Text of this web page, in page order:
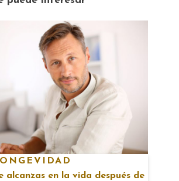
alcanzas en la vida después de